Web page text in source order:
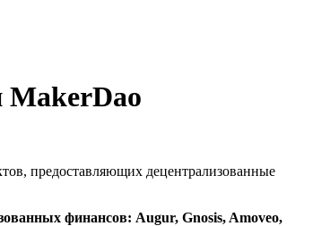
MakerDao
предоставляющих децентрализованные
финансов: Augur, Gnosis, Amoveo,